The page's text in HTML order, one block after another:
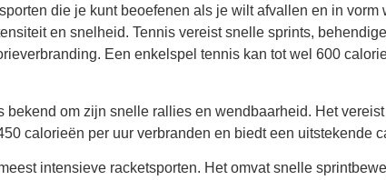
die je kunt beoefenen als je wilt afvallen en in vorm
en snelheid. Tennis vereist snelle sprints,
Een enkelspel tennis kan tot wel 600
bekend om zijn snelle rallies en wendbaarheid. Het
calorieën per uur verbranden en biedt een uitstekende
intensieve racketsporten. Het omvat snelle